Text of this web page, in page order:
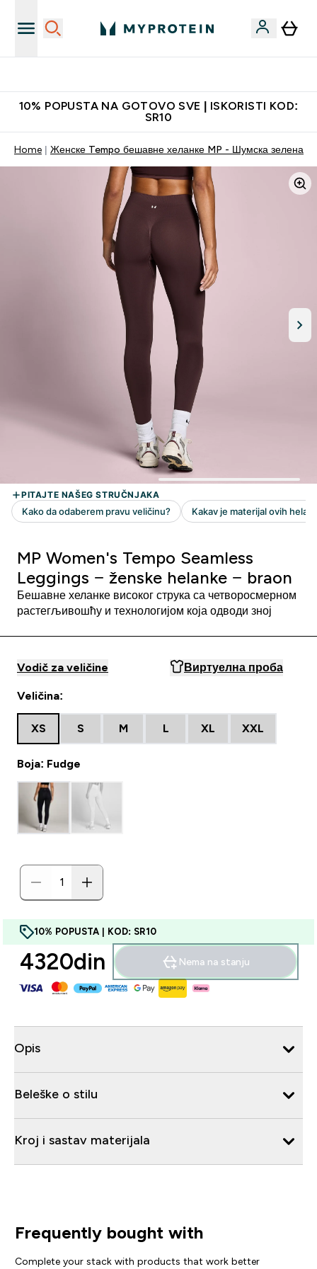
10% POPUSTA NA GOTOVO SVE | ISKORISTI KOD:
SR10
Home Женске Tempo бешавне хеланке MP - Шумска зелена
MP Women's Tempo Seamless
Leggings − ženske helanke − braon
Бешавне хеланке високог струка са четворосмерном
растегљивошћу и технологијом која одводи зној
Vodič za veličine Виртуелна проба
Veličina:
XS S M L XL XXL
Boja: Fudge
10% POPUSTA | KOD: SR10
4320din‎ Nema na stanju
Opis
Beleške o stilu
Kroj i sastav materijala
Frequently bought with
Complete your stack with products that work better